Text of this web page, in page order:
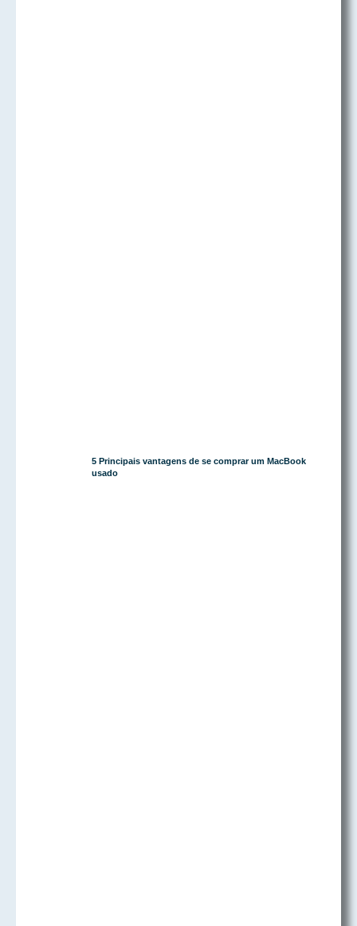
5 Principais vantagens de se comprar um MacBook
usado